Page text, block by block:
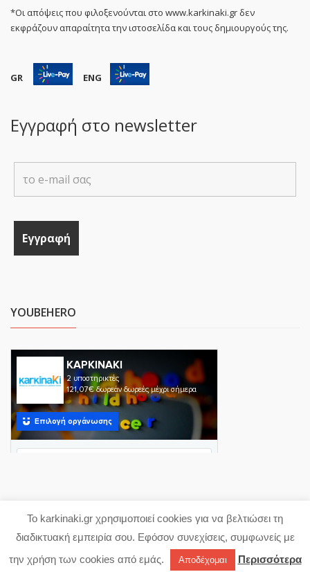
*Οι απόψεις που φιλοξενούνται στο www.karkinaki.gr δεν
εκφράζουν απαραίτητα την ιστοσελίδα και τους δημιουργούς της.
GR ENG
Εγγραφή στο newsletter
YOUBEHERO
Copyright 2023 karkinaki.gr
Powered with ♥ byproDigi
Το karkinaki.gr χρησιμοποιεί cookies για να βελτιώσει τη
διαδικτυακή εμπειρία σου. Εφόσον συνεχίσεις, συμφωνείς με
την χρήση των cookies από εμάς.
Αποδέχομαι Περισσότερα